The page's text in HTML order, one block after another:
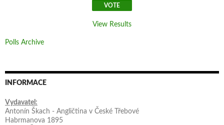
View Results
Polls Archive
INFORMACE
Vydavatel:
Antonín Škach - Angličtina v České Třebové
Habrmanova 1895